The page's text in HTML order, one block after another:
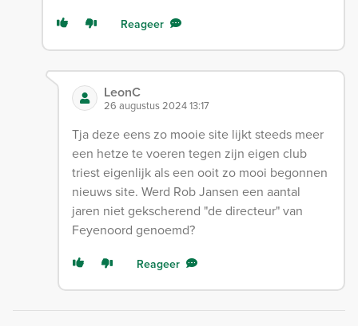
Reageer
LeonC
26 augustus 2024 13:17
Tja deze eens zo mooie site lijkt steeds meer
een hetze te voeren tegen zijn eigen club
triest eigenlijk als een ooit zo mooi begonnen
nieuws site. Werd Rob Jansen een aantal
jaren niet gekscherend "de directeur" van
Feyenoord genoemd?
Reageer